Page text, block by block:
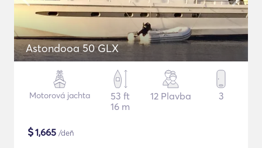
Astondooa 50 GLX
Motorová jachta
53 ft
16 m
12 Plavba 3
$1,665 /deň